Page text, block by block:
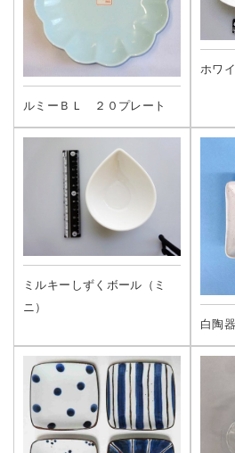
ルミーＢＬ ２０プレート
ホワ
ミルキーしずくボール（ミ
ニ）
白陶